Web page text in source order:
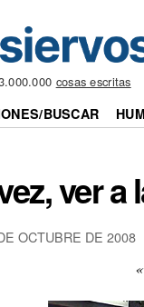
cosas escritas
BUSCAR
ver
OCTUBRE DE 2008